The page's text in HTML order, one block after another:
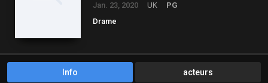
Jan. 23, 2020 UK
PG
Drame
Info acteurs